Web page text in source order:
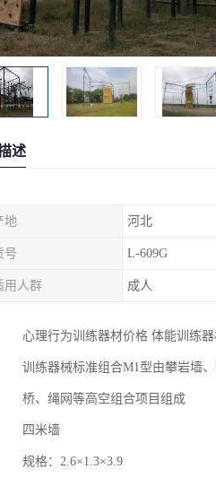
述
地 河北
号 L-609G
用人群 成人
心理行为训练器材价格 体能训练
训练器械标准组合M1型由攀岩墙
桥、绳网等高空组合项目组成
四米墙
规格：2.6×1.3×3.9